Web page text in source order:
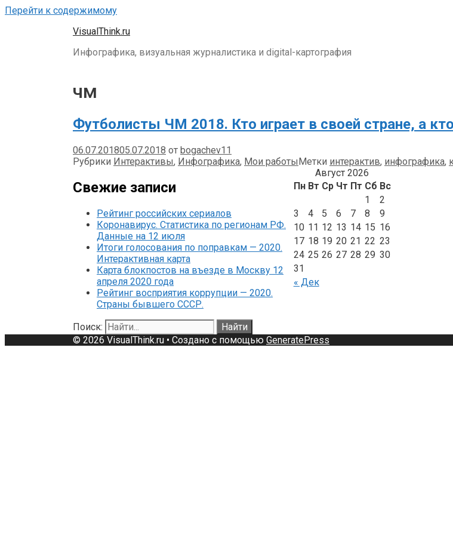
Перейти к содержимому
VisualThink.ru
Инфографика, визуальная журналистика и digital-картография
чм
Футболисты ЧМ 2018. Кто играет в своей стране, а
06.07.201805.07.2018 от bogachev11
Рубрики Интерактивы, Инфографика, Мои работыМетки интерактив, инфографика,
Свежие записи
Рейтинг российских сериалов
Коронавирус. Статистика по регионам РФ.
Данные на 12 июля
Итоги голосования по поправкам — 2020.
Интерактивная карта
Карта блокпостов на въезде в Москву 12
апреля 2020 года
Рейтинг восприятия коррупции — 2020.
Страны бывшего СССР.
Поиск:
Август 2026
Пн Вт Ср Чт Пт Сб Вс
« Дек
1
2
3
4 5 6 7 8
9
10 11 12 13 14 15 16
17 18 19 20 21 22 23
24 25 26 27 28 29 30
31
© 2026 VisualThink.ru • Создано с помощью GeneratePress